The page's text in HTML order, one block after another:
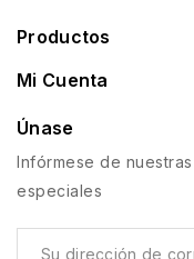
Productos
Mi Cuenta
Únase
Infórmese de
especiales